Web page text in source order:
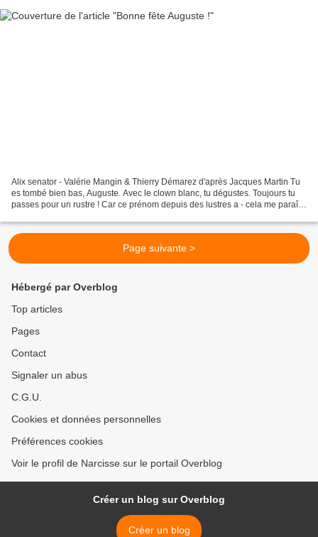
Alix senator - Valérie Mangin & Thierry Démarez d'après Jacques Martin Tu
es tombé bien bas, Auguste. Avec le clown blanc, tu dégustes. Toujours tu
passes pour un rustre ! Car ce prénom depuis des lustres a - cela me paraît
Page suivante >
Hébergé par Overblog
Top articles
Pages
Contact
Signaler un abus
C.G.U.
Cookies et données personnelles
Préférences cookies
Voir le profil de Narcisse sur le portail Overblog
Créer un blog sur Overblog
Créer un blog